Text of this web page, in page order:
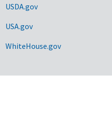
USDA.gov
USA.gov
WhiteHouse.gov